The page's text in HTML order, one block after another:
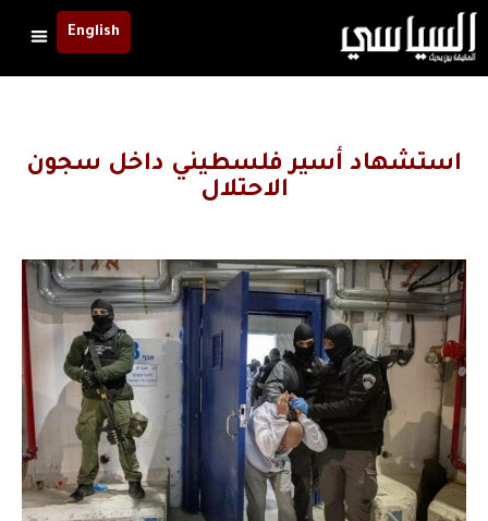
English
استشهاد أسير فلسطيني داخل سجون
الاحتلال